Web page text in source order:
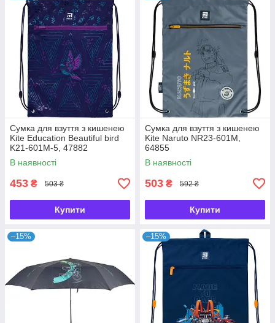
Сумка для взуття з кишенею
Kite Education Beautiful bird
K21-601M-5, 47882
В наявності
453 ₴ 503 ₴
Купити
Сумка для взуття з кишенею
Kite Naruto NR23-601M,
64855
В наявності
503 ₴ 592 ₴
Купити
–15% –15%